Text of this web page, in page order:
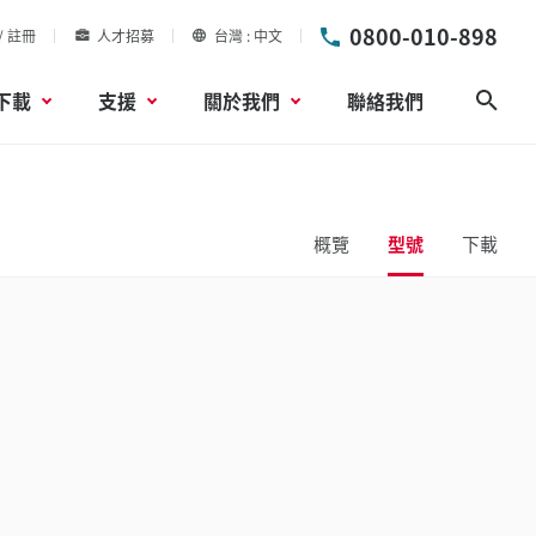
註冊 人才招募 台灣 中文 0800-010-898
載 支援 關於我們 聯絡我們
概覽 型號 下載